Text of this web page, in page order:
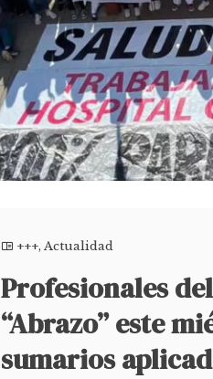
+++,Actualidad
Profesionales
“Abrazo” este
sumarios